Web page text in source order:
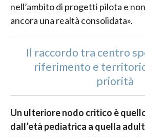
nell’ambito di progetti pilota e
ancora una realtà consolidata».
Il raccordo tra centro
riferimento e
priorità
Un ulteriore nodo critico è
dall’età pediatrica a quella